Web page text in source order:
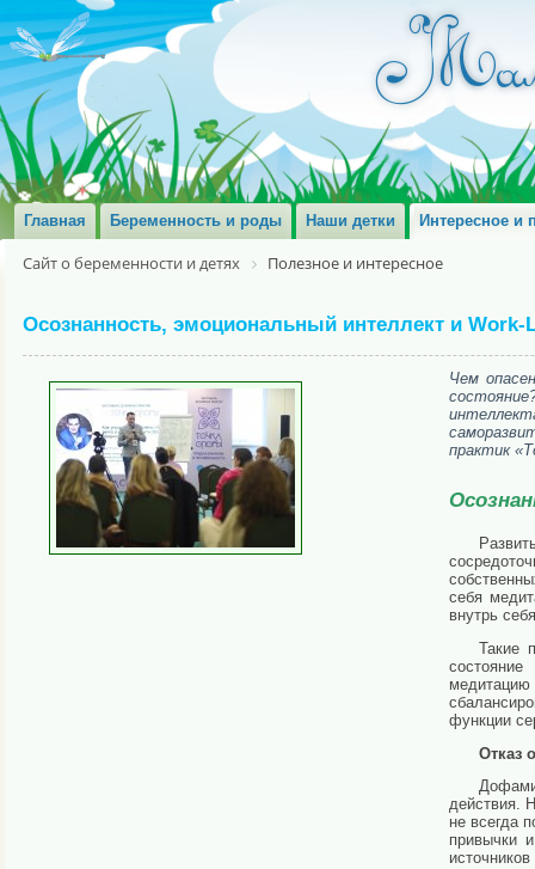
Главная Беременность и роды Наши детки Интересное и
Сайт о беременности и детях Полезное и интересное
Осознанность, эмоциональный интеллект и
Чем
практик
себя
внутрь
Такие
функции
Отказ
действия.
не всегда
привычки